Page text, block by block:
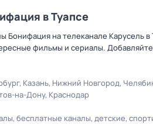
в Туапсе
Бонифация на телеканале Карусель
фильмы и сериалы.
Казань Нижний Новгород
на-Дону Краснодар
бесплатные каналы детские